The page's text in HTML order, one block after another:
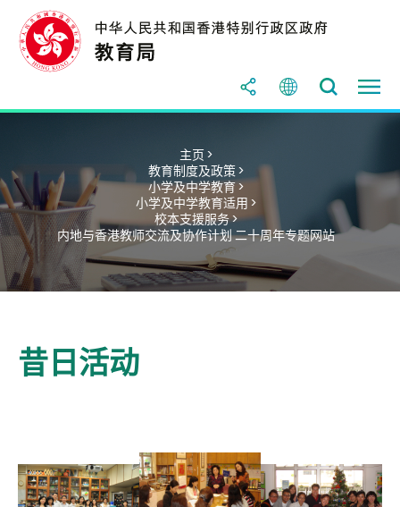
主页 >
教育制度及政策 >
小学及中学教育 >
小学及中学教育适用 >
校本支援服务 >
内地与香港教师交流及协作计划 二十周年专题网站
昔日活动